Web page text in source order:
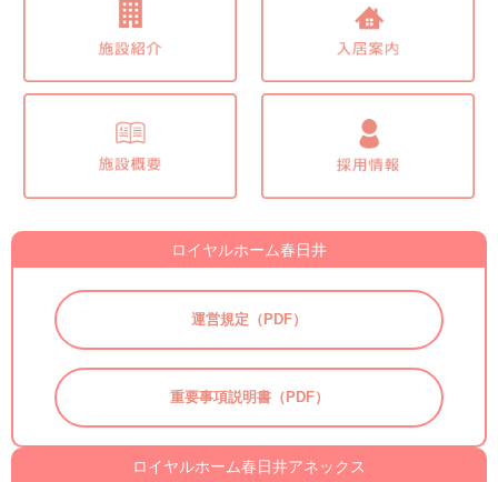
ロイヤルホーム春日井
運営規定（PDF）
重要事項説明書（PDF）
ロイヤルホーム春日井アネックス